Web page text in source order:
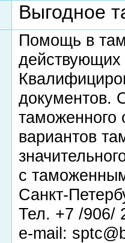
Выгодное
Помощь в
документов.
вариантов
с
Санкт-
Тел. +7 /906/
e-mail: